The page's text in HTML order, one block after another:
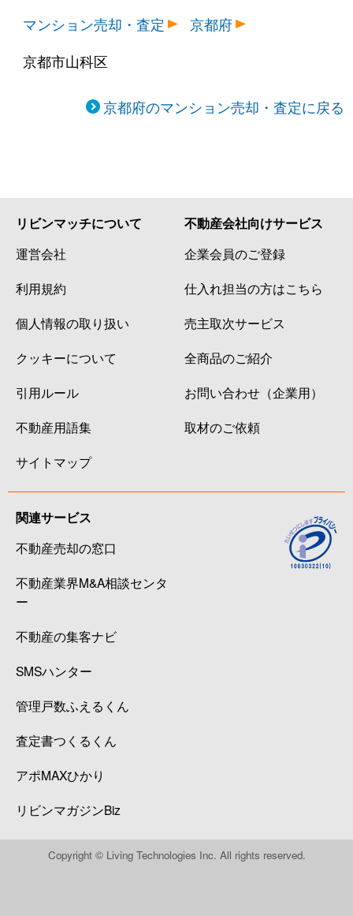
マンション売却・査定
京都府
京都市山科区
京都府のマンション売却・査定に戻る
リビンマッチについて
運営会社
利用規約
個人情報の取り扱い
クッキーについて
引用ルール
不動産用語集
サイトマップ
不動産会社向けサービス
企業会員のご登録
仕入れ担当の方はこちら
売主取次サービス
全商品のご紹介
お問い合わせ（企業用）
取材のご依頼
関連サービス
不動産売却の窓口
不動産業界M&A相談センタ
ー
不動産の集客ナビ
SMSハンター
管理戸数ふえるくん
査定書つくるくん
アポMAXひかり
リビンマガジンBiz
Copyright © Living Technologies Inc. All rights reserved.